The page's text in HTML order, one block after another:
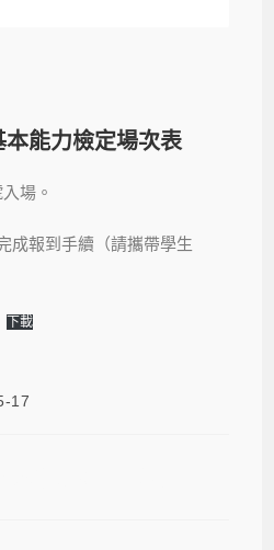
能力檢定場次表
場。
成報到手續（請攜帶學生
下載
17